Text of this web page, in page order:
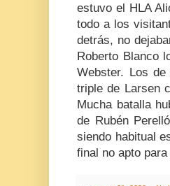
estuvo el HLA
todo a los
detrás, no
Roberto Blanco
Webster. Los
triple de Larsen
Mucha batalla
de Rubén
siendo habitual
final no apto